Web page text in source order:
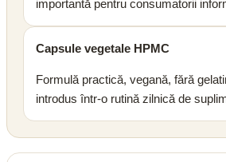
importantă pentru consumatorii
Capsule vegetale HPMC
Formulă practică, vegană, fără
introdus într-o rutină zilnică de